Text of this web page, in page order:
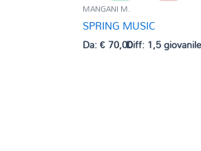
MANGANI M.
SPRING MUSIC
Da:€70,00Diff: 1,5 giovanile